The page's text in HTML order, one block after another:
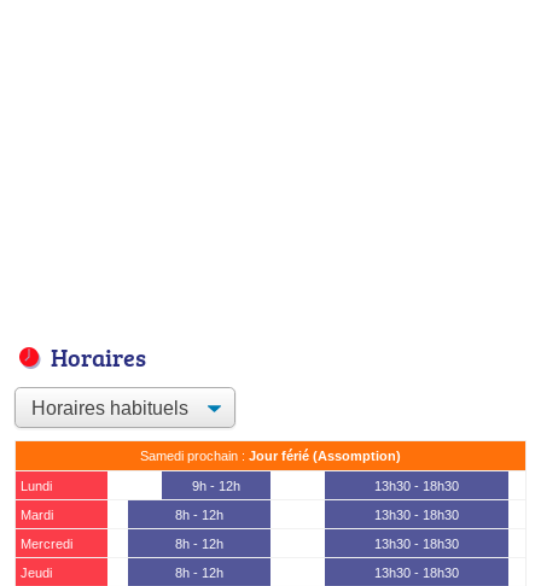
Horaires
Samedi prochain : Jour férié (Assomption)
Lundi 9h - 12h
13h30 - 18h30
Mardi
8h - 12h
13h30 - 18h30
Mercredi
8h - 12h
13h30 - 18h30
Jeudi
8h - 12h
13h30 - 18h30